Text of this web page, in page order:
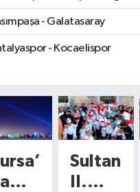
- Galatasaray
- Kocaelispor
Sultan
II.